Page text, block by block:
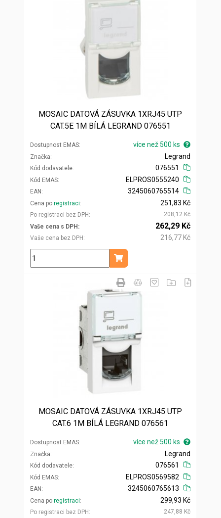
MOSAIC DATOVÁ ZÁSUVKA 1XRJ45 UTP
CAT.5E 1M BÍLÁ LEGRAND 076551
Dostupnost EMAS více než 500 ks
Značka
Kód dodavatele
Legrand
076551
Kód EMAS
EAN
ELPROS0555240
3245060765514
Cena po registraci
Po registraci bez DPH
251,83 Kč
208,12 Kč
Vaše cena s DPH
Vaše cena bez DPH
262,29 Kč
216,77 Kč
ks
Přidat do košíku
MOSAIC DATOVÁ ZÁSUVKA 1XRJ45 UTP
CAT.6 1M BÍLÁ LEGRAND 076561
Dostupnost EMAS více než 500 ks
Značka
Kód dodavatele
Legrand
076561
Kód EMAS
EAN
ELPROS0569582
3245060765613
Cena po registraci
Po registraci bez DPH
299,93 Kč
247,88 Kč